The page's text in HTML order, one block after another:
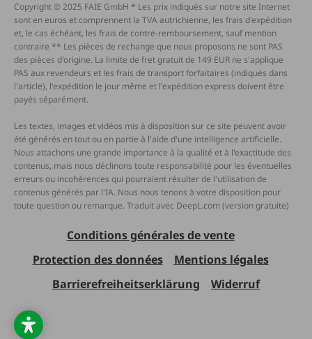
Copyright © 2025 FAIE GmbH * Les prix indiqués sur notre site Internet
sont en euros et comprennent la TVA autrichienne, les frais d'expédition
et, le cas échéant, les frais de contre-remboursement, sauf mention
contraire ** Les pièces de rechange que nous proposons ne sont PAS
des pièces d'origine. La limite de fret gratuit de 149 EUR ne s'applique
PAS aux revendeurs et les frais de transport forfaitaires (indiqués dans
l'article), l'expédition le jour même et l'expédition express doivent être
payés séparément.
Les textes, images et vidéos mis à disposition sur ce site peuvent avoir
été générés en tout ou en partie à l'aide d'une intelligence artificielle.
Nous attachons une grande importance à la qualité et à l'exactitude des
contenus, mais nous déclinons toute responsabilité pour les éventuelles
erreurs ou incohérences qui pourraient résulter de l'utilisation de
contenus générés par l'IA. Nous nous tenons à votre disposition pour
toute question ou remarque. Traduit avec DeepL.com (version gratuite)
Conditions générales de vente
Protection des données
Mentions légales
Barrierefreiheitserklärung
Widerruf